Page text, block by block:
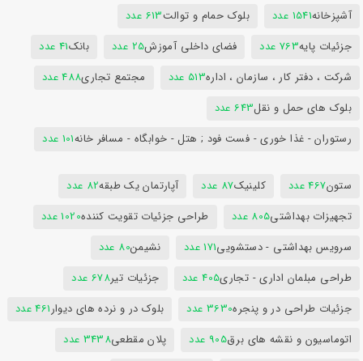
آشپزخانه1541 عدد بلوک حمام و توالت613 عدد
جزئیات پایه763 عدد فضای داخلی آموزش25 عدد بانک41 عدد
شرکت ، دفتر کار ، سازمان ، اداره513 عدد مجتمع تجاری488 عدد
بلوک های حمل و نقل643 عدد
رستوران - غذا خوری - فست فود ; هتل - خوابگاه - مسافر خانه101 عدد
ستون467 عدد کلینیک87 عدد آپارتمان یک طبقه82 عدد
تجهیزات بهداشتی805 عدد طراحی جزئیات تقویت کننده1020 عدد
سرویس بهداشتی - دستشویی171 عدد نشیمن80 عدد
طراحی مبلمان اداری - تجاری405 عدد جزئیات تیر678 عدد
جزئیات طراحی در و پنجره3630 عدد بلوک در و نرده های دیوار461 عدد
اتوماسیون و نقشه های برق905 عدد پلان مقطعی3438 عدد